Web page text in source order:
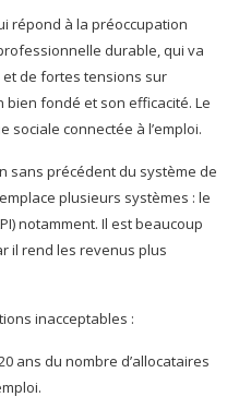
répond à la préoccupation
durable, qui va
de fortes tensions sur
bien fondé et son efficacité. Le
sociale connectée à l’emploi.
sans précédent du système de
plusieurs systèmes : le
notamment. Il est beaucoup
il rend les revenus plus
inacceptables :
ans du nombre d’allocataires